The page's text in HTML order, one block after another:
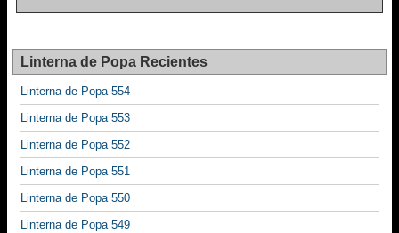
Linterna de Popa Recientes
Linterna de Popa 554
Linterna de Popa 553
Linterna de Popa 552
Linterna de Popa 551
Linterna de Popa 550
Linterna de Popa 549